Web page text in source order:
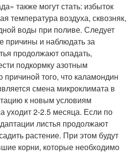
также могут стать: избыток
температура воздуха, сквозняк,
воды при поливе. Следует
причины и наблюдать за
продолжают опадать,
подкормку азотным
того, что каламондин
смена микроклимата в
к новым условиям
уходит 2-2.5 месяца. Если по
листья продолжают
растение. При этом будут
корни, которые необходимо